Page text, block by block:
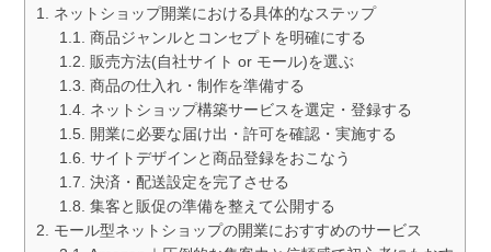
ネットショップ開業における具体的なステップ
商品ジャンルとコンセプトを明確にする
販売方法(自社サイト or モール)を選ぶ
商品の仕入れ・制作を準備する
ネットショップ構築サービスを選定・登録する
開業に必要な届け出・許可を確認・実施する
サイトデザインと商品登録をおこなう
決済・配送設定を完了させる
集客と販促の準備を整えて公開する
モール型ネットショップの開業におすすめのサービス